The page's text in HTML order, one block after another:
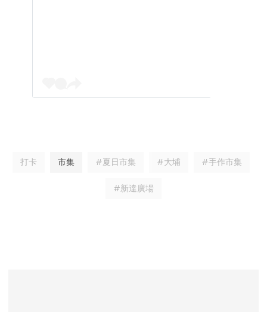
打卡 市集 #夏日市集 #大埔 #手作市集
#新達廣場